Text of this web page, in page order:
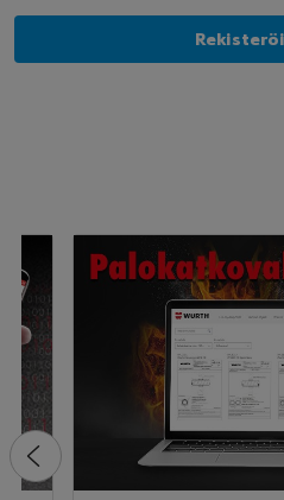
Ostosten tekeminen
järjestelmien kautta